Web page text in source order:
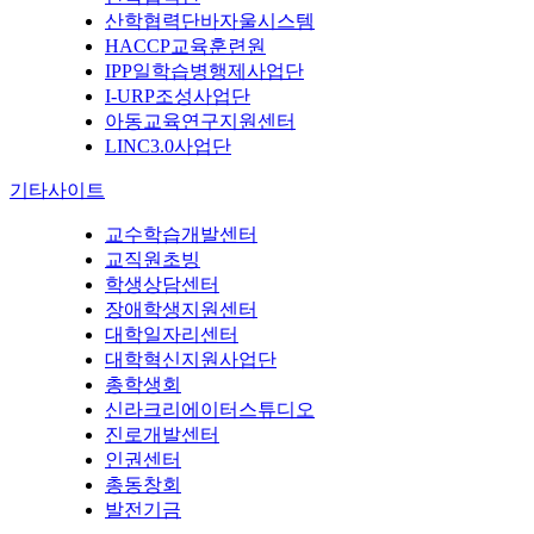
산학협력단바자울시스템
HACCP교육훈련원
IPP일학습병행제사업단
I-URP조성사업단
아동교육연구지원센터
LINC3.0사업단
기타사이트
교수학습개발센터
교직원초빙
학생상담센터
장애학생지원센터
대학일자리센터
대학혁신지원사업단
총학생회
신라크리에이터스튜디오
진로개발센터
인권센터
총동창회
발전기금